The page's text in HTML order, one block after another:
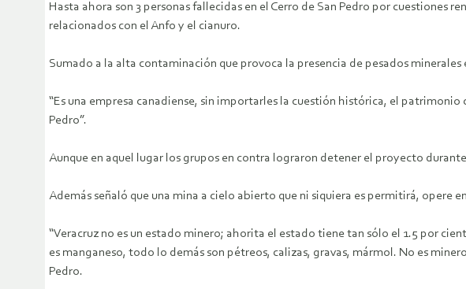
Hasta ahora son 3 personas fallecidas en el Cerro de San Pedro por cuestiones
relacionados con el Anfo y el cianuro.
Sumado a la alta contaminación que provoca la presencia de pesados
“Es una empresa canadiense, sin importarles la cuestión histórica, el
Pedro”.
Aunque en aquel lugar los grupos en contra lograron detener el proyecto
Además señaló que una mina a cielo abierto que ni siquiera es permitirá, opere
“Veracruz no es un estado minero; ahorita el estado tiene tan sólo el 1.5 por
es manganeso, todo lo demás son pétreos, calizas, gravas, mármol. No es
Pedro.